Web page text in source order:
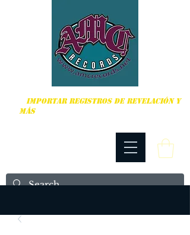
IMPORTAR REGISTROS DE REVELACIÓN Y
MÁS